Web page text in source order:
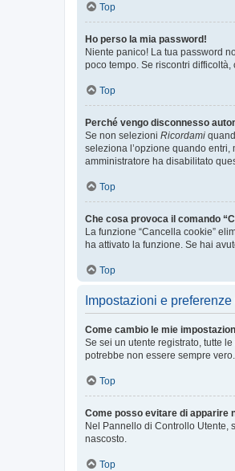
Top
Ho perso la mia password!
Niente panico! La tua password
poco tempo. Se riscontri difficoltà,
Top
Perché vengo disconnesso
Se non selezioni Ricordami
seleziona l’opzione quando
amministratore ha disabilitato
Top
Che cosa provoca il comando
La funzione “Cancella cookie”
ha attivato la funzione. Se hai
Top
Impostazioni e
Come cambio le mie
Se sei un utente registrato, tutte
potrebbe non essere sempre
Top
Come posso evitare di apparire
Nel Pannello di Controllo Utente,
nascosto.
Top